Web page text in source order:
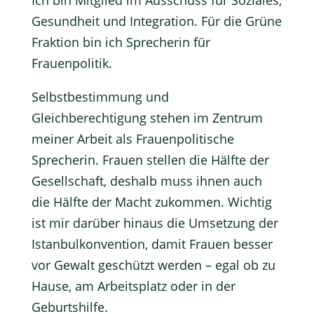
Gesundheit und Integration. Für die Grüne
Fraktion bin ich Sprecherin für
Frauenpolitik.
Selbstbestimmung und
Gleichberechtigung stehen im Zentrum
meiner Arbeit als Frauenpolitische
Sprecherin. Frauen stellen die Hälfte der
Gesellschaft, deshalb muss ihnen auch
die Hälfte der Macht zukommen. Wichtig
ist mir darüber hinaus die Umsetzung der
Istanbulkonvention, damit Frauen besser
vor Gewalt geschützt werden – egal ob zu
Hause, am Arbeitsplatz oder in der
Geburtshilfe.